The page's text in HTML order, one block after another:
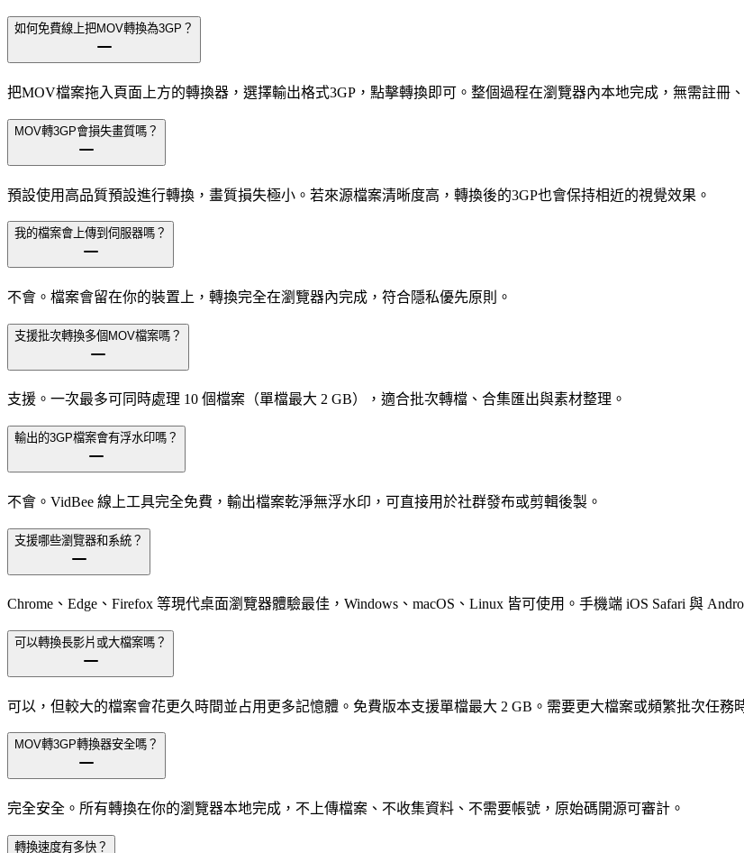
如何免費線上把MOV轉換為3GP？
把MOV檔案拖入頁面上方的轉換器，選擇輸出格式3GP，點擊轉換即可。整個過程在瀏覽器內本地完成，無需註冊
MOV轉3GP會損失畫質嗎？
預設使用高品質預設進行轉換，畫質損失極小。若來源檔案清晰度高，轉換後的3GP也會保持相近的視覺效果。
我的檔案會上傳到伺服器嗎？
不會。檔案會留在你的裝置上，轉換完全在瀏覽器內完成，符合隱私優先原則。
支援批次轉換多個MOV檔案嗎？
支援。一次最多可同時處理 10 個檔案（單檔最大 2 GB），適合批次轉檔、合集匯出與素材整理。
輸出的3GP檔案會有浮水印嗎？
不會。VidBee 線上工具完全免費，輸出檔案乾淨無浮水印，可直接用於社群發布或剪輯後製。
支援哪些瀏覽器和系統？
Chrome、Edge、Firefox 等現代桌面瀏覽器體驗最佳，Windows、macOS、Linux 皆可使用。手機端 iOS Safari 與
可以轉換長影片或大檔案嗎？
可以，但較大的檔案會花更久時間並占用更多記憶體。免費版本支援單檔最大 2 GB。需要更大檔案或頻繁批次任務
MOV轉3GP轉換器安全嗎？
完全安全。所有轉換在你的瀏覽器本地完成，不上傳檔案、不收集資料、不需要帳號，原始碼開源可審計。
轉換速度有多快？